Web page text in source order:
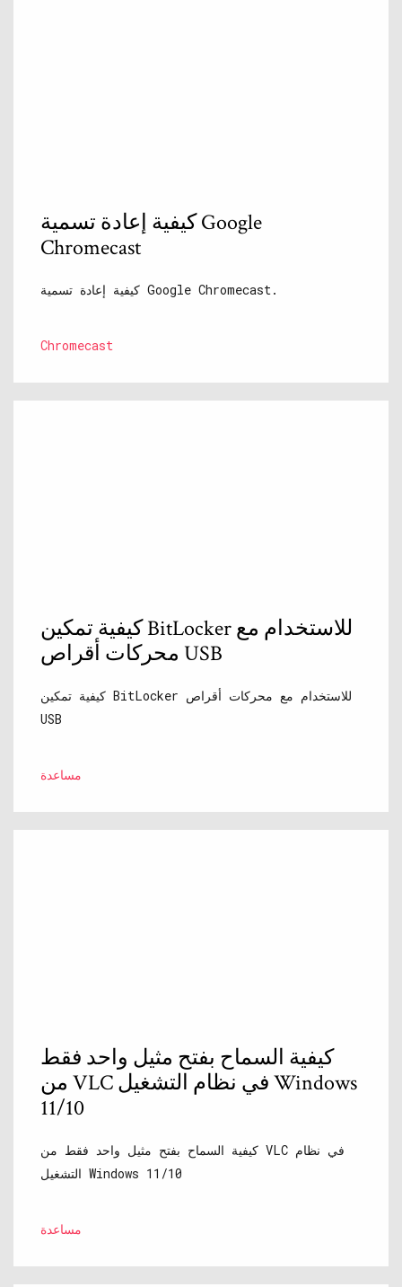
كيفية إعادة تسمية Google
Chromecast
كيفية إعادة تسمية Google Chromecast.
Chromecast
كيفية تمكين BitLocker للاستخدام مع
محركات أقراص USB
كيفية تمكين BitLocker للاستخدام مع محركات أقراص
USB
مساعدة
كيفية السماح بفتح مثيل واحد فقط
من VLC في نظام التشغيل Windows
11/10
كيفية السماح بفتح مثيل واحد فقط من VLC في نظام
التشغيل Windows 11/10
مساعدة